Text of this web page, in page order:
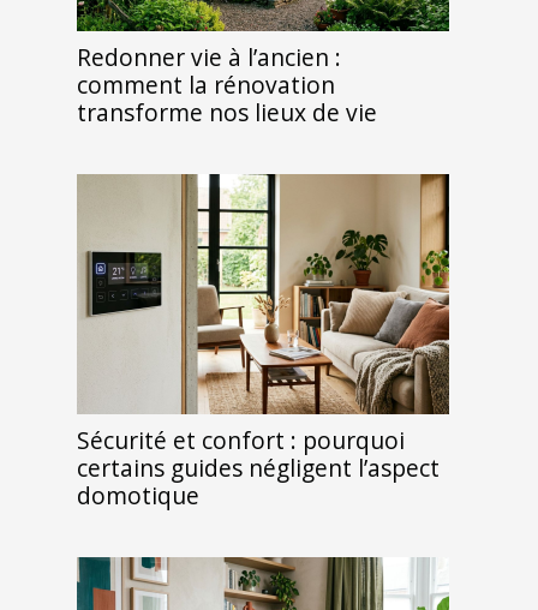
Redonner vie à l’ancien :
comment la rénovation
transforme nos lieux de vie
Sécurité et confort : pourquoi
certains guides négligent l’aspect
domotique